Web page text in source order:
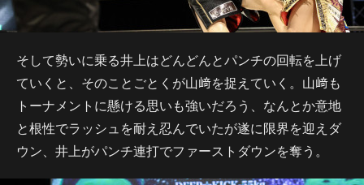
そして勢いに乗る井上はどんどんとパンチの回転を上げ
ていくと、そのことごとくが山﨑を捉えていく。山﨑も
トーナメントに懸ける思いも強いだろう、なんとか意地
と根性でラッシュを耐え忍んでいたが遂に限界を迎えダ
ウン、井上がパンチ連打でファーストダウンを奪う。